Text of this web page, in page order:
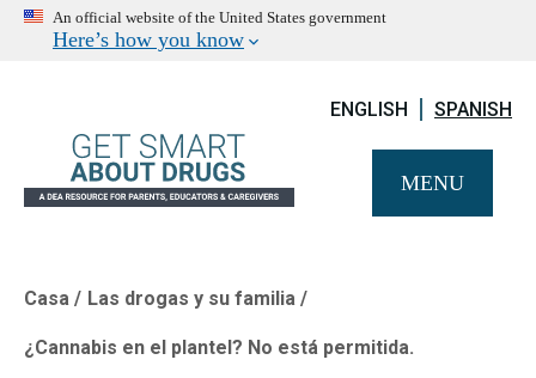
An official website of the United States government
Here’s how you know
ENGLISH SPANISH
MENU
Breadcrumb
Casa Las drogas y su familia
¿Cannabis en el plantel? No está permitida.